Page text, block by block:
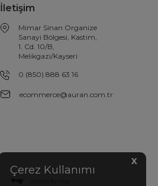
X
Çerez Kullanımı
İletişim
Mimar Sinan Organize
Sanayi Bölgesi, Kastim,
1. Cd. 10/B,
Melikgazi/Kayseri
0 (850) 888 63 16
ecommerce@auran.com.tr